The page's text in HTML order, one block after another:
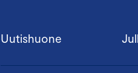
keskustelijoina
Uutishuone